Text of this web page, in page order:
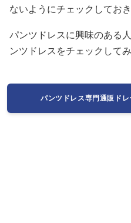
ないようにチェックしてお
パンツドレスに興味のある
ンツドレスをチェックして
パンツドレス専門通販ド